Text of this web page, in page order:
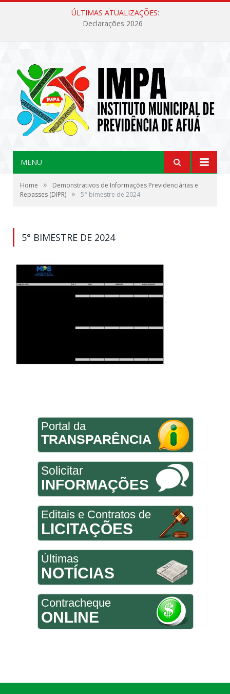
ÚLTIMAS ATUALIZAÇÕES:
Declarações 2026
MENU
Home »
Demonstrativos de Informações Previdenciárias e
Repasses (DIPR) » 5° bimestre de 2024
5° BIMESTRE DE 2024
Portal da
TRANSPARÊNCIA
Solicitar
INFORMAÇÕES
Editais e Contratos de
LICITAÇÕES
Últimas
NOTÍCIAS
Contracheque
ONLINE